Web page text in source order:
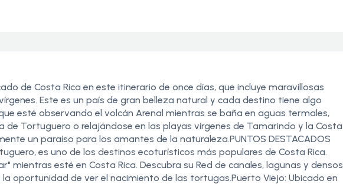
de Costa Rica en este itinerario de once días, que incluye maravillosas
Este es un país de gran belleza natural y cada destino tiene algo
esté observando el volcán Arenal mientras se baña en aguas termales,
de Tortuguero o relajándose en las playas vírgenes de Tamarindo y la Costa
un paraíso para los amantes de la naturaleza.PUNTOS DESTACADOS
es uno de los destinos ecoturísticos más populares de Costa Rica.
mientras esté en Costa Rica. Descubra su Red de canales, lagunas y densos
oportunidad de ver el nacimiento de las tortugas.Puerto Viejo: Ubicado en